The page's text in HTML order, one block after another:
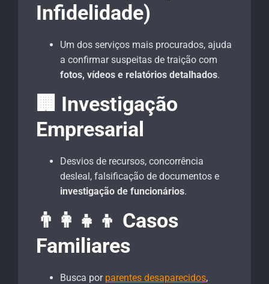
Infidelidade)
Um dos serviços mais procurados, ajuda
a confirmar suspeitas de traição com
fotos, vídeos e relatórios detalhados.
🏢 Investigação
Empresarial
Desvios de recursos, concorrência
desleal, falsificação de documentos e
investigação de funcionários.
👨‍👩‍👧‍👦 Casos
Familiares
Busca por parentes desaparecidos,